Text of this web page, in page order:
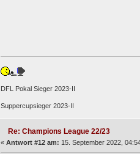
DFL Pokal Sieger 2023-II
Suppercupsieger 2023-II
Re: Champions League 22/23
« Antwort #12 am: 15. September 2022,